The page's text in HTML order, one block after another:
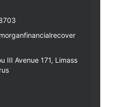
III Avenue 171, Limass